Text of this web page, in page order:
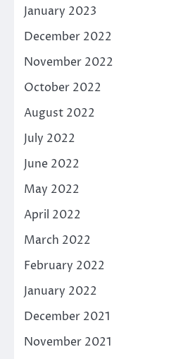
January 2023
December 2022
November 2022
October 2022
August 2022
July 2022
June 2022
May 2022
April 2022
March 2022
February 2022
January 2022
December 2021
November 2021